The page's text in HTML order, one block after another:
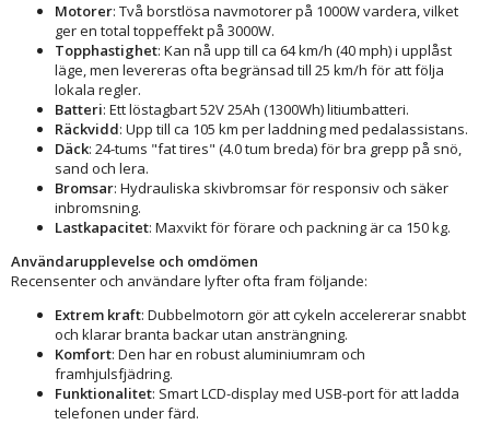
Motorer: Två borstlösa navmotorer på 1000W vardera, vilket
ger en total toppeffekt på 3000W.
Topphastighet: Kan nå upp till ca 64 km/h (40 mph) i upplåst
läge, men levereras ofta begränsad till 25 km/h för att följa
lokala regler.
Batteri: Ett löstagbart 52V 25Ah (1300Wh) litiumbatteri.
Räckvidd: Upp till ca 105 km per laddning med pedalassistans.
Däck: 24-tums "fat tires" (4.0 tum breda) för bra grepp på snö,
sand och lera.
Bromsar: Hydrauliska skivbromsar för responsiv och säker
inbromsning.
Lastkapacitet: Maxvikt för förare och packning är ca 150 kg.
Användarupplevelse och omdömen
Recensenter och användare lyfter ofta fram följande:
Extrem kraft: Dubbelmotorn gör att cykeln accelererar snabbt
och klarar branta backar utan ansträngning.
Komfort: Den har en robust aluminiumram och
framhjulsfjädring.
Funktionalitet: Smart LCD-display med USB-port för att ladda
telefonen under färd.